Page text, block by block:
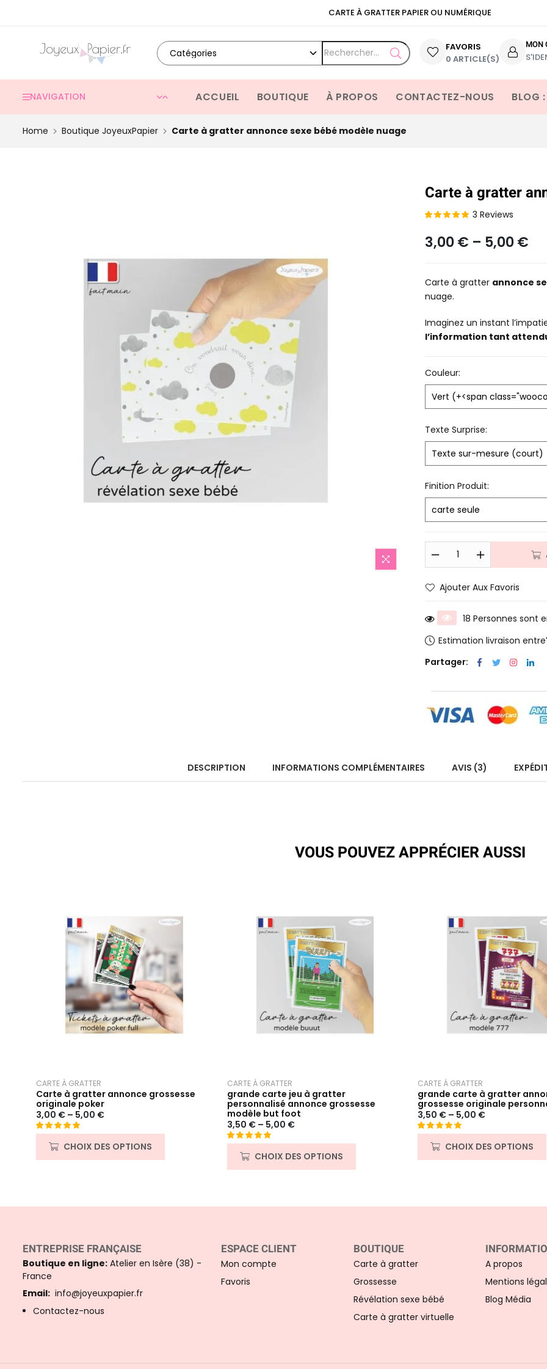
CARTE À GRATTER PAPIER OU NUMÉRIQUE
OPEN SEARCH
FAVORIS
0 ARTICLE(S)
MON
NAVIGATION ACCUEIL BOUTIQUE À PROPOS CONTACTEZ-NOUS BLOG
Home Boutique JoyeuxPapier Carte à gratter annonce sexe bébé modèle nuage
Carte à gratter
sur 5 basé
sur
client
3 Reviews
3,00€ – 5,00€
Carte à gratter annonce
nuage.
Imaginez un instant
l’information tant
Couleur:
Texte Surprise:
Finition Produit:
Ajouter Aux Favoris
18 Personnes sont
Estimation livraison entre
Partager:
DESCRIPTION INFORMATIONS COMPLÉMENTAIRES AVIS (3)
VOUS POUVEZ APPRÉCIER AUSSI
CARTE À GRATTER
Carte à gratter annonce grossesse
originale poker
3,00 € – 5,00 €
Noté
sur 5 basé
sur
CHOIX DES OPTIONS
CARTE À GRATTER
grande carte jeu à gratter
personnalisé annonce grossesse
modèle but foot
3,50 €– 5,00 €
Noté
sur 5 basé
sur
CHOIX DES OPTIONS
CARTE À GRATTER
grande carte à gratter
grossesse originale
3,50 € – 5,00 €
Noté
sur 5 basé
sur
CHOIX DES OPTIONS
ENTREPRISE FRANÇAISE
Boutique en ligne: Atelier en Isère (38) -
France
Email: info@joyeuxpapier.fr
Contactez-nous
ESPACE CLIENT
Mon compte
Favoris
BOUTIQUE
Carte à gratter
Grossesse
Révélation sexe bébé
Carte à gratter virtuelle
A propos
Mentions
Blog Média